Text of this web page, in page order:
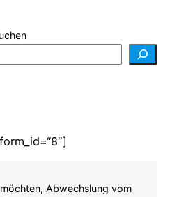
Abwechslung vom